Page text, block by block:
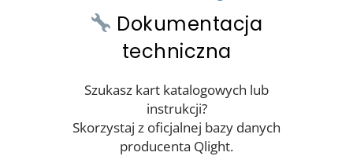
Dokumentacja
techniczna
Szukasz kart katalogowych lub
instrukcji?
Skorzystaj z oficjalnej bazy danych
producenta Qlight.